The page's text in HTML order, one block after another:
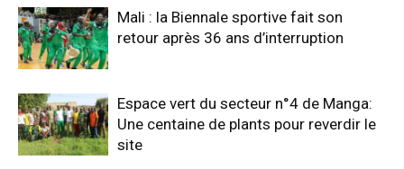
Mali : la Biennale sportive fait son
retour après 36 ans d’interruption
Espace vert du secteur n°4 de Manga:
Une centaine de plants pour reverdir le
site